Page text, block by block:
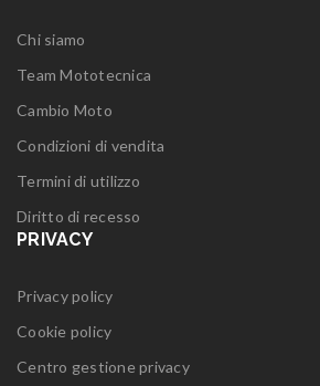
Chi siamo
Team Mototecnica
Cambio Moto
Condizioni di vendita
Termini di utilizzo
Diritto di recesso
PRIVACY
Privacy policy
Cookie policy
Centro gestione privacy